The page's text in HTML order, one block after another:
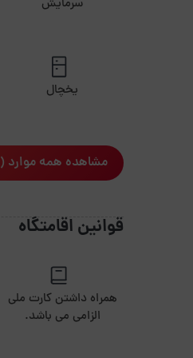
سرمایش
یخچال
مشاهده همه موارد (11 مورد)
قوانین اقامتگاه
همراه داشتن کارت ملی
الزامی می باشد.